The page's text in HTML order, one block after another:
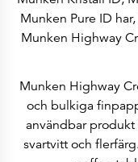
Integritetspolicy
Arctic Paper SA
Arctic Paper Kostrzyn
Arctic Paper Grycksbo AB
Arctic Paper
Arctic Paper Group
Företagsprofil
Bolagsorgan
Bolagsstyrning
Finansiella rapporter
Munken Pure ID
Munken Highway
Munken Highway
och bulkiga
användbar
svartvitt och